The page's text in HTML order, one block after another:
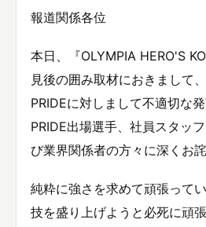
報道関係各位
本日、『OLYMPIA HERO'S
見後の囲み取材におきまして
PRIDEに対しまして不適切な
PRIDE出場選手、社員スタッ
び業界関係者の方々に深くお
純粋に強さを求めて頑張って
技を盛り上げようと必死に頑